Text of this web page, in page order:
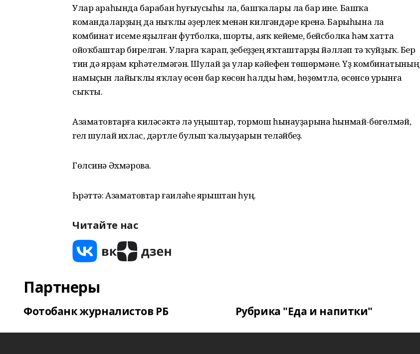
Улар араһында барабан һуғыусыһы ла, башҡалары ла бар ине. Башҡа
командаларҙың да ныҡлы әҙерлек менән килгәндәре күренә. Барыһына ла
комбинат исеме яҙылған футболка, шорты, аяҡ кейеме, бейсболка һәм хатта
ойоҡбаштар бирелгән. Уларға ҡарап, үҙебеҙҙең яҡташтарҙы йәлләп тә ҡуйҙыҡ. Бер
тин дә ярҙам күрһәтелмәгән. Шулай ҙа улар кәйефен төшөрмәне. Үҙ комбинатының
намыҫын лайыҡлы яҡлау өсөн бар көсөн һалды һәм, һөҙөмтлә, өсөнсө урынға
сыҡты.
Азаматовтарға киләсәктә лә уңыштар, тормош һынауҙарына һынмай-бөгөлмәй,
гел шулай ихлас, дәртле булып ҡалыуҙарын теләйбеҙ.
Гөлсинә Әхмәрова.
Һүрәттә: Азаматовтар ғаиләһе ярыштан һуң.
Читайте нас
Партнеры
Фотобанк журналистов РБ Рубрика "Еда и напитки"